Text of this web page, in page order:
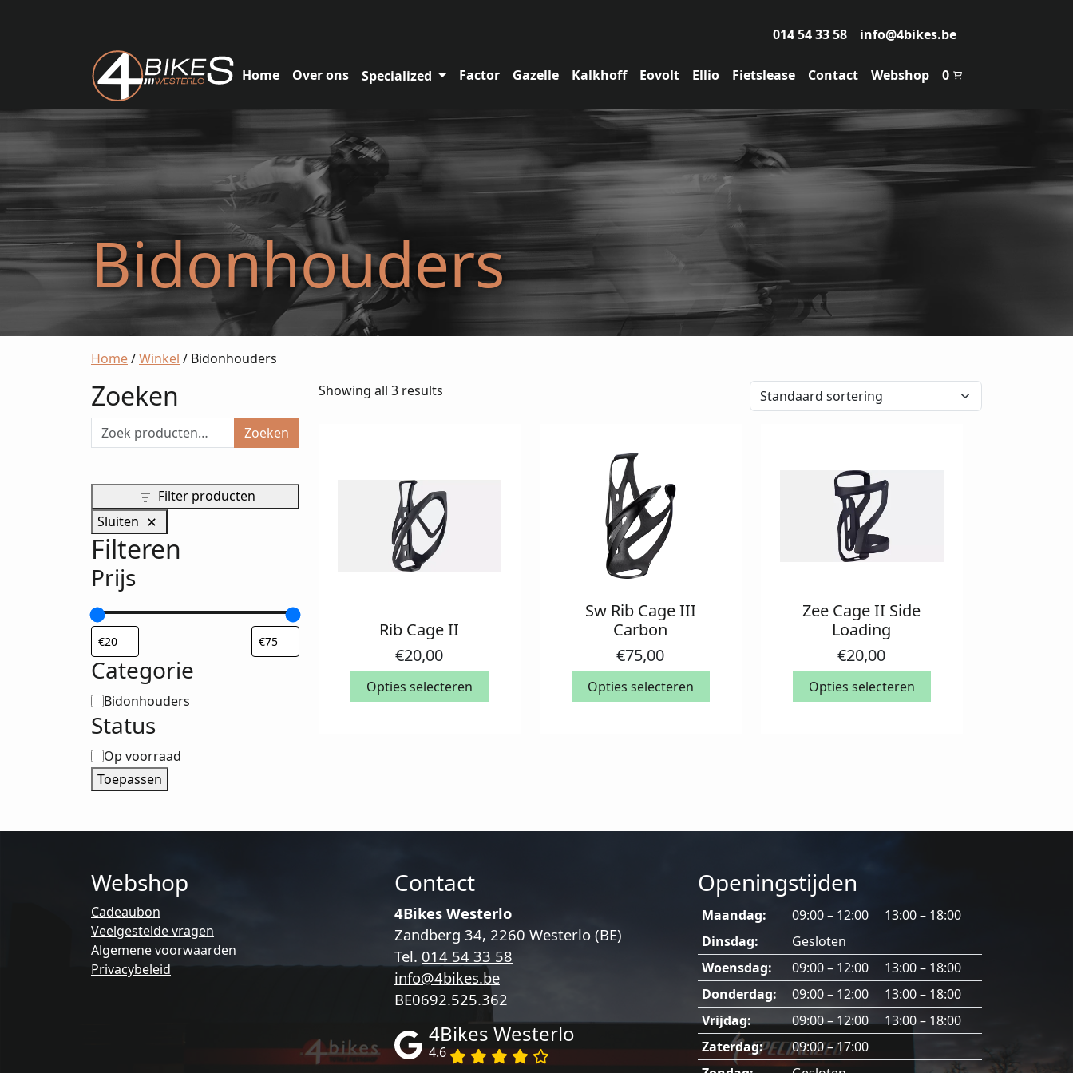
014 54 33 58 info@4bikes.be
Home Over ons Specialized Factor Gazelle Kalkhoff Eovolt Ellio Fietslease Contact Webshop 0
Bidonhouders
Home/Winkel / Bidonhouders
Zoeken
Zoeken
Filter producten
Sluiten
Filteren
Prijs
Categorie
Categorie
Bidonhouders
Status
Status
Op voorraad
Toepassen
Showing all 3 results
Rib Cage II
€20,00
Opties selecteren
product
heeft
meerdere
variaties.
Sw Rib Cage III
Carbon
€75,00
Opties selecteren
Dit
product
meerdere
variaties.
Deze
Zee Cage II Side
Loading
€20,00
Opties selecteren
Dit
product
meerdere
variaties.
Deze
Webshop
Cadeaubon
Veelgestelde vragen
Algemene voorwaarden
Privacybeleid
Contact
4Bikes Westerlo
Zandberg 34, 2260 Westerlo (BE)
Tel. 014 54 33 58
info@4bikes.be
BE0692.525.362
4Bikes Westerlo
4.6
Openingstijden
Maandag:
09:00 – 12:00 13:00 – 18:00
Dinsdag:
Gesloten
Woensdag:
09:00 – 12:00 13:00 – 18:00
Donderdag:
09:00 – 12:00 13:00 – 18:00
Vrijdag:
09:00 – 12:00 13:00 – 18:00
Zaterdag:
09:00 – 17:00